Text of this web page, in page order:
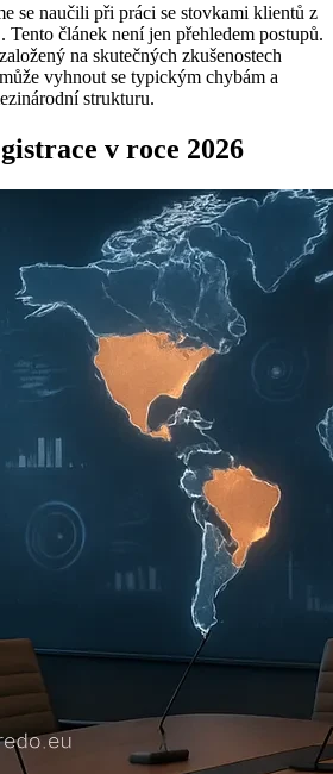
samého začátku
se naučili při práci se stovkami klientů z
článek není jen přehledem postupů.
na skutečných zkušenostech
vyhnout se typickým chybám a
strukturu.
v roce 2026